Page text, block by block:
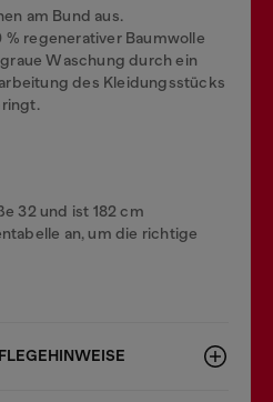
am Bund aus.
% regenerativer Baumwolle
Waschung durch ein
des Kleidungsstücks
32 und ist 182 cm
an, um die richtige